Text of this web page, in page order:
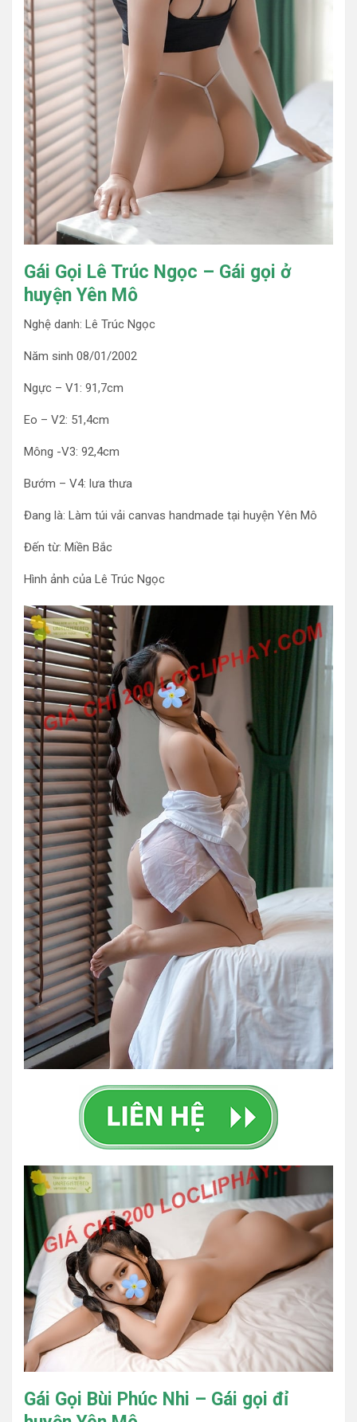
Gái Gọi Lê Trúc Ngọc – Gái gọi ở
huyện Yên Mô
Nghệ danh: Lê Trúc Ngọc
Năm sinh 08/01/2002
Ngực – V1: 91,7cm
Eo – V2: 51,4cm
Mông -V3: 92,4cm
Bướm – V4: lưa thưa
Đang là: Làm túi vải canvas handmade tại huyện Yên Mô
Đến từ: Miền Bắc
Hình ảnh của Lê Trúc Ngọc
Gái Gọi Bùi Phúc Nhi – Gái gọi đỉ